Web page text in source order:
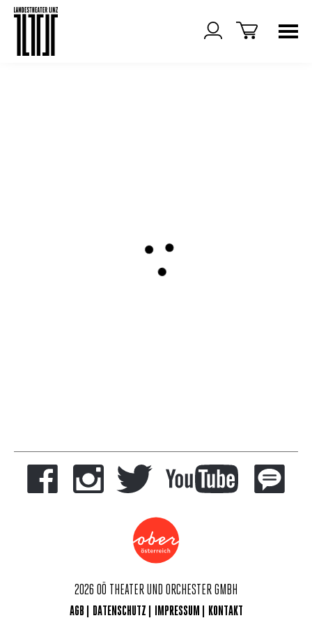
2026 OÖ THEATER UND ORCHESTER GMBH
AGB DATENSCHUTZ IMPRESSUM KONTAKT